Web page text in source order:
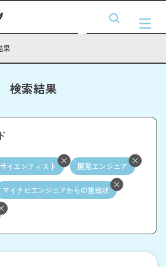
果
検索結果
イエンティスト 開発エンジニア
マイナビエンジニアからの挑戦状